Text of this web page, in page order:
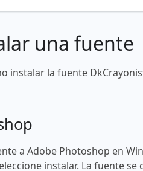
una fuente
instalar la fuente
a Adobe Photoshop en
instalar. La fuente